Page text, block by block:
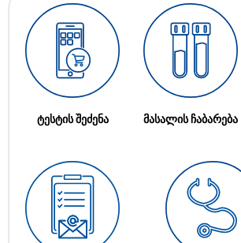
ტესტის შეძენა მასალის ჩაბარება